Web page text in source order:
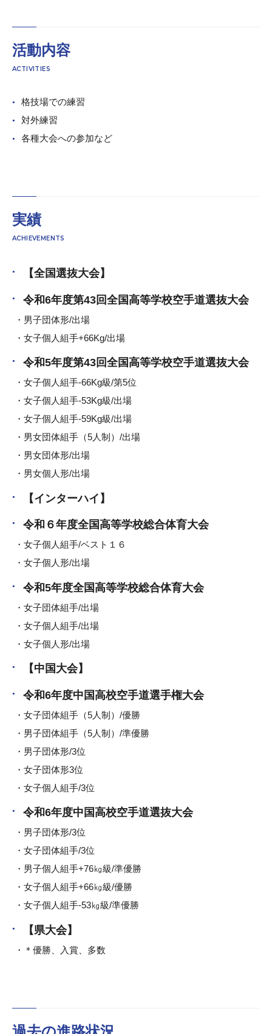
活動内容
ACTIVITIES
格技場での練習
対外練習
各種⼤会への参加など
実績
ACHIEVEMENTS
【全国選抜大会】
令和6年度第43回全国高等学校空手道選抜大会
男子団体形/出場
女子個人組手+66Kg/出場
令和5年度第43回全国高等学校空手道選抜大会
女子個人組手-66Kg級/第5位
女子個人組手-53Kg級/出場
女子個人組手-59Kg級/出場
男女団体組手（5人制）/出場
男女団体形/出場
男女個人形/出場
【インターハイ】
令和６年度全国高等学校総合体育大会
女子個人組手/ベスト１６
女子個人形/出場
令和5年度全国高等学校総合体育大会
女子団体組手/出場
女子個人組手/出場
女子個人形/出場
【中国大会】
令和6年度中国高校空手道選手権大会
女子団体組手（5人制）/優勝
男子団体組手（5人制）/準優勝
男子団体形/3位
女子団体形3位
女子個人組手/3位
令和6年度中国高校空手道選抜大会
男子団体形/3位
女子団体組手/3位
男子個人組手+76㎏級/準優勝
女子個人組手+66㎏級/優勝
女子個人組手-53㎏級/準優勝
【県大会】
＊優勝、入賞、多数